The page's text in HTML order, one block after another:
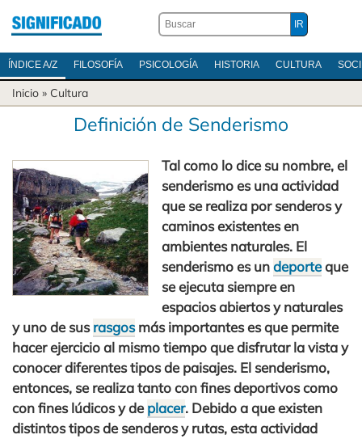
ÍNDICE A/Z FILOSOFÍA PSICOLOGÍA HISTORIA CULTURA
Inicio » Cultura
Definición de Senderismo
Tal como lo dice su nombre, el
senderismo es una actividad
que se realiza por senderos y
caminos existentes en
ambientes naturales. El
senderismo es undeporteque
se ejecuta siempre en
espacios abiertos y naturales
y uno de susrasgosmás importantes es que permite
hacer ejercicio al mismo tiempo que disfrutar la vista y
conocer diferentes tipos de paisajes. El senderismo,
entonces, se realiza tanto con fines deportivos como
con fines lúdicos y deplacer. Debido a que existen
distintos tipos de senderos y rutas, esta actividad